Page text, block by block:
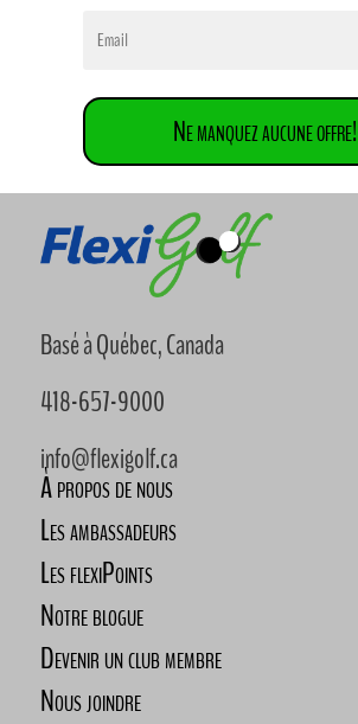
Ne manquez aucune offre!
Basé à Québec, Canada
418-657-9000
info@flexigolf.ca
À propos de nous
Les ambassadeurs
Les flexiPoints
Notre blogue
Devenir un club membre
Nous joindre